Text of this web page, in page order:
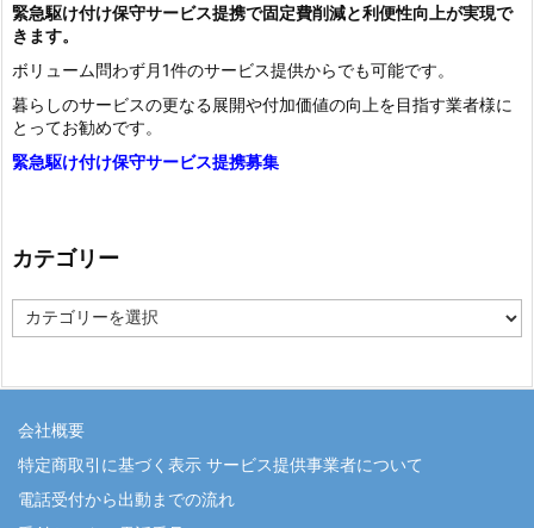
緊急駆け付け保守サービス提携で固定費削減と利便性向上が実現で
きます。
ボリューム問わず月1件のサービス提供からでも可能です。
暮らしのサービスの更なる展開や付加価値の向上を目指す業者様に
とってお勧めです。
緊急駆け付け保守サービス提携募集
カテゴリー
テ
会社概要
特定商取引に基づく表示 サービス提供事業者について
電話受付から出動までの流れ